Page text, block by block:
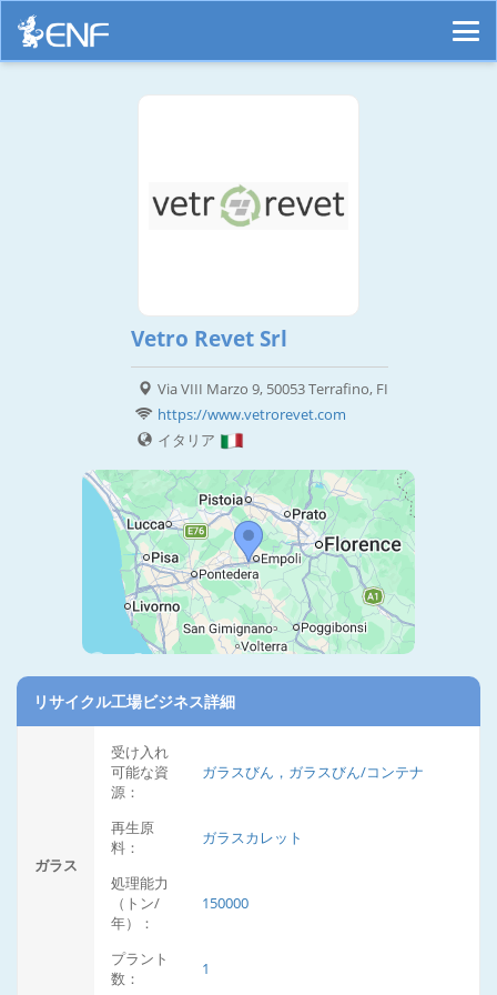
Vetro Revet Srl
Via VIII Marzo 9, 50053 Terrafino, FI
https://www.vetrorevet.com
イタリア
リサイクル工場ビジネス詳細
ガラス
受け入れ
可能な資
源：
ガラスびん，ガラスびん/コンテナ
再生原
料：
ガラスカレット
処理能力
（トン/
年）：
150000
プラント
数：
1